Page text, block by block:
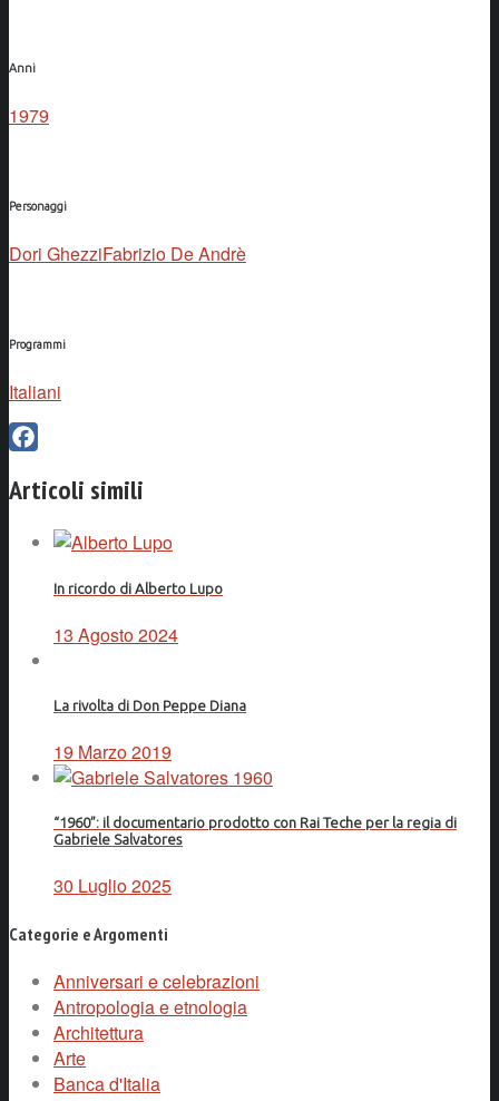
Anni
1979
Personaggi
Dori GhezziFabrizio De Andrè
Programmi
Italiani
Articoli simili
In ricordo di Alberto Lupo
13 Agosto 2024
La rivolta di Don Peppe Diana
19 Marzo 2019
“1960”: il documentario prodotto con Rai Teche per la regia di
Gabriele Salvatores
30 Luglio 2025
Categorie e Argomenti
Anniversari e celebrazioni
Antropologia e etnologia
Architettura
Arte
Banca d'Italia